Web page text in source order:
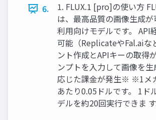
6.
1. FLUX.1 [pro]の使い方
は、最高品質の画像生成
利用向けモデルです。 API
可能（ReplicateやFal.aiな
ント作成とAPIキーの取得
ンプトを入力して画像を
応じた課金が発生※ ※1メ
あたり0.05ドルです。 1ド
デルを約20回実行できま